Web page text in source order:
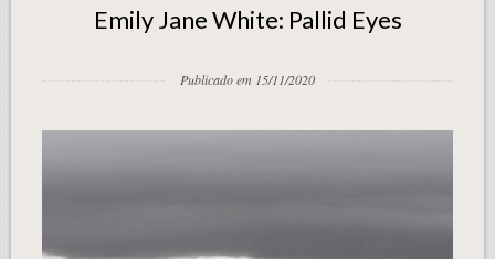
Emily Jane White: Pallid Eyes
Publicado em 15/11/2020